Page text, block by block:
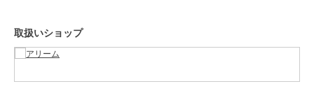
ブランド
ショップ アリーム
取扱いショップ